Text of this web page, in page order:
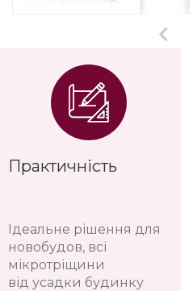
Практичність
Ідеальне рішення для
новобудов, всі
мікротріщини
від усадки будинку